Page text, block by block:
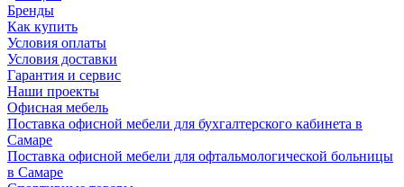
Бренды
Как купить
Условия оплаты
Условия доставки
Гарантия и сервис
Наши проекты
Офисная мебель
Поставка офисной мебели для бухгалтерского кабинета в
Самаре
Поставка офисной мебели для офтальмологической больницы
в Самаре